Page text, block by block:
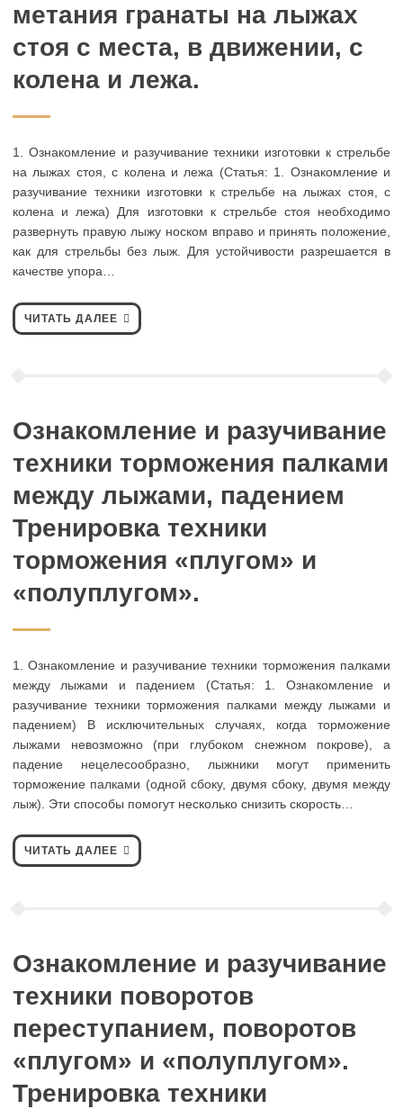
метания гранаты на лыжах
стоя с места, в движении, с
колена и лежа.
1. Ознакомление и разучивание техники изготовки к стрельбе
на лыжах стоя, с колена и лежа (Статья: 1. Ознакомление и
разучивание техники изготовки к стрельбе на лыжах стоя, с
колена и лежа) Для изготовки к стрельбе стоя необходимо
развернуть правую лыжу носком вправо и принять положение,
как для стрельбы без лыж. Для устойчивости разрешается в
качестве упора…
ЧИТАТЬ ДАЛЕЕ
Ознакомление и разучивание
техники торможения палками
между лыжами, падением
Тренировка техники
торможения «плугом» и
«полуплугом».
1. Ознакомление и разучивание техники торможения палками
между лыжами и падением (Статья: 1. Ознакомление и
разучивание техники торможения палками между лыжами и
падением) В исключительных случаях, когда торможение
лыжами невозможно (при глубоком снежном покрове), а
падение нецелесообразно, лыжники могут применить
торможение палками (одной сбоку, двумя сбоку, двумя между
лыж). Эти способы помогут несколько снизить скорость…
ЧИТАТЬ ДАЛЕЕ
Ознакомление и разучивание
техники поворотов
переступанием, поворотов
«плугом» и «полуплугом».
Тренировка техники